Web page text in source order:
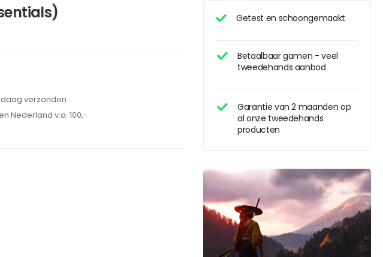
Getest en schoongemaakt
Betaalbaar gamen - veel
tweedehands aanbod
Garantie van 2 maanden op
al onze tweedehands
producten
verzonden
Nederland v.a. 100,-